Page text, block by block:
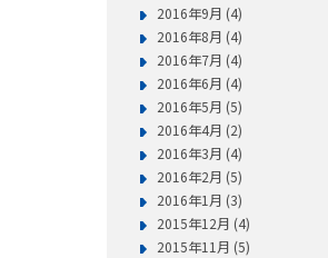
2016年9月 (4)
2016年8月 (4)
2016年7月 (4)
2016年6月 (4)
2016年5月 (5)
2016年4月 (2)
2016年3月 (4)
2016年2月 (5)
2016年1月 (3)
2015年12月 (4)
2015年11月 (5)